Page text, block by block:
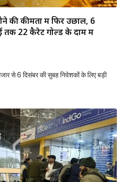
की कीमतों में फिर उछाल, 6
तक 22 कैरेट गोल्ड के दाम में
से 6 दिसंबर की सुबह निवेशकों के लिए बड़ी